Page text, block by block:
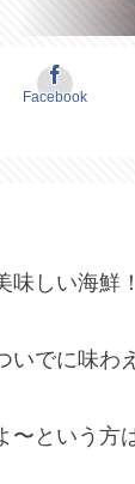
Facebook
味しい海鮮！
いでに味わ
〜という方